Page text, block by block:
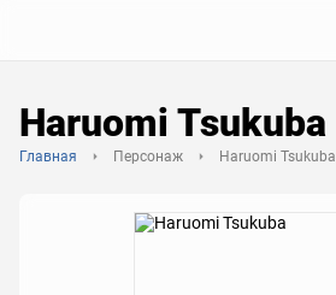
Haruomi Tsukuba
Главная Персонаж Haruomi Tsukuba